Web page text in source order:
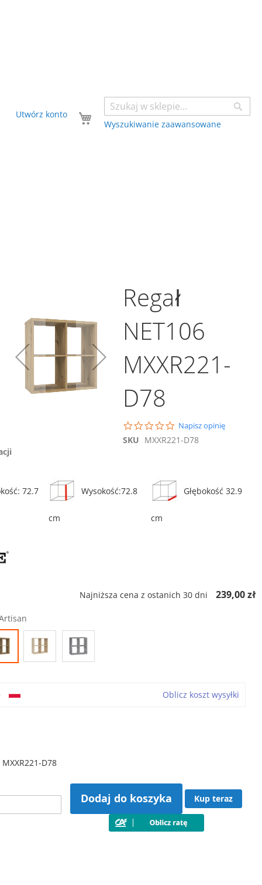
Wyszukiwanie zaawansowane
Twój koszyk
Utwórz konto
Regał
NET106
MXXR221-
D78
0.0
star
rating
Napisz opinię
SKU MXXR221-D78
72.7 Wysokość:72.8
cm
Głębokość 32.9
cm
Najniższa cena z ostanich 30 dni 239,00 zł
Oblicz koszt wysyłki
MXXR221-D78
Dodaj do koszyka Kup teraz